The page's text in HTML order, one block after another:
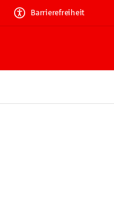
Barrierefreiheit